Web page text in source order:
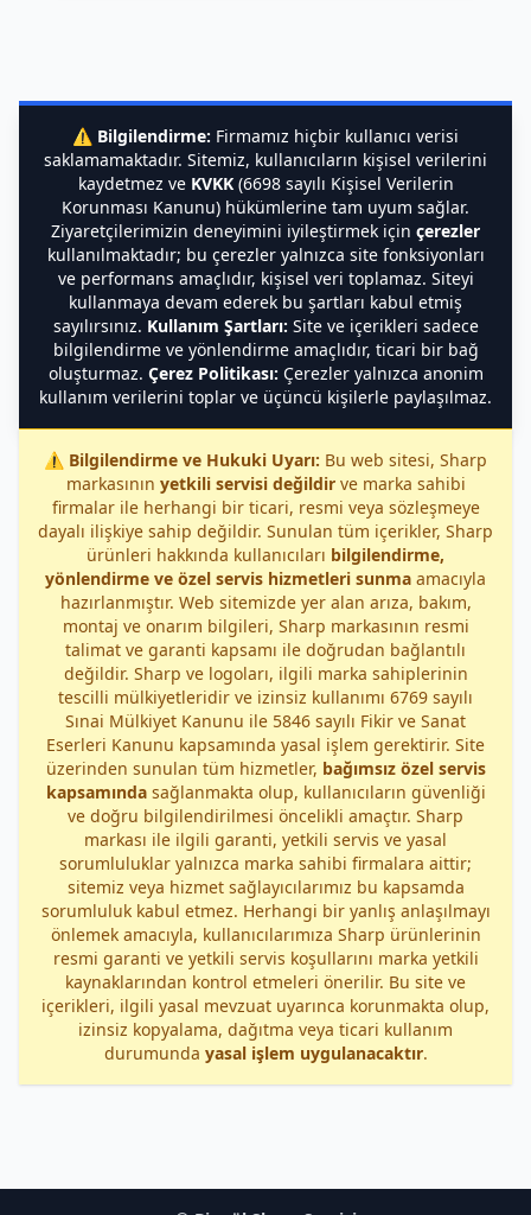
⚠️ Bilgilendirme: Firmamız hiçbir kullanıcı verisi
saklamamaktadır. Sitemiz, kullanıcıların kişisel verilerini
kaydetmez ve KVKK(6698 sayılı Kişisel Verilerin
Korunması Kanunu) hükümlerine tam uyum sağlar.
Ziyaretçilerimizin deneyimini iyileştirmek için çerezler
kullanılmaktadır; bu çerezler yalnızca site fonksiyonları
ve performans amaçlıdır, kişisel veri toplamaz. Siteyi
kullanmaya devam ederek bu şartları kabul etmiş
sayılırsınız. Kullanım Şartları: Site ve içerikleri sadece
bilgilendirme ve yönlendirme amaçlıdır, ticari bir bağ
oluşturmaz. Çerez Politikası: Çerezler yalnızca anonim
kullanım verilerini toplar ve üçüncü kişilerle paylaşılmaz.
⚠️ Bilgilendirme ve Hukuki Uyarı: Bu web sitesi, Sharp
markasının yetkili servisi değildirve marka sahibi
firmalar ile herhangi bir ticari, resmi veya sözleşmeye
dayalı ilişkiye sahip değildir. Sunulan tüm içerikler, Sharp
ürünleri hakkında kullanıcıları bilgilendirme,
yönlendirme ve özel servis hizmetleri sunma amacıyla
hazırlanmıştır. Web sitemizde yer alan arıza, bakım,
montaj ve onarım bilgileri, Sharp markasının resmi
talimat ve garanti kapsamı ile doğrudan bağlantılı
değildir. Sharp ve logoları, ilgili marka sahiplerinin
tescilli mülkiyetleridir ve izinsiz kullanımı 6769 sayılı
Sınai Mülkiyet Kanunu ile 5846 sayılı Fikir ve Sanat
Eserleri Kanunu kapsamında yasal işlem gerektirir. Site
üzerinden sunulan tüm hizmetler, bağımsız özel servis
kapsamındasağlanmakta olup, kullanıcıların güvenliği
ve doğru bilgilendirilmesi öncelikli amaçtır. Sharp
markası ile ilgili garanti, yetkili servis ve yasal
sorumluluklar yalnızca marka sahibi firmalara aittir;
sitemiz veya hizmet sağlayıcılarımız bu kapsamda
sorumluluk kabul etmez. Herhangi bir yanlış anlaşılmayı
önlemek amacıyla, kullanıcılarımıza Sharp ürünlerinin
resmi garanti ve yetkili servis koşullarını marka yetkili
kaynaklarından kontrol etmeleri önerilir. Bu site ve
içerikleri, ilgili yasal mevzuat uyarınca korunmakta olup,
izinsiz kopyalama, dağıtma veya ticari kullanım
durumunda yasal işlem uygulanacaktır.